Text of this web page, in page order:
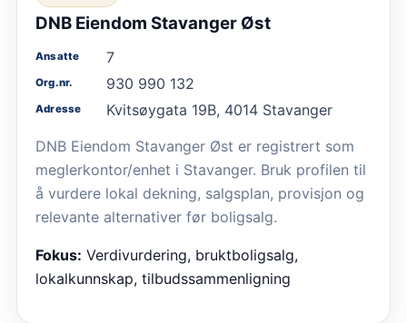
DNB Eiendom Stavanger Øst
Ansatte 7
Org.nr. 930 990 132
Adresse
Kvitsøygata 19B, 4014 Stavanger
DNB Eiendom Stavanger Øst er registrert som
meglerkontor/enhet i Stavanger. Bruk profilen til
å vurdere lokal dekning, salgsplan, provisjon og
relevante alternativer før boligsalg.
Fokus: Verdivurdering, bruktboligsalg,
lokalkunnskap, tilbudssammenligning